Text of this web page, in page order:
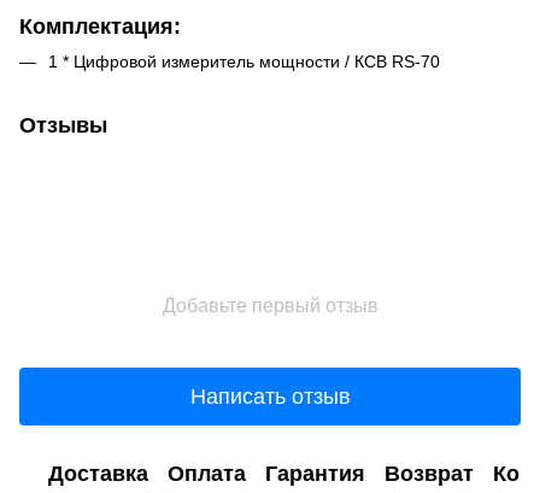
Комплектация:
1 * Цифровой измеритель мощности / КСВ RS-70
Отзывы
Добавьте первый отзыв
Написать отзыв
Доставка Оплата Гарантия Возврат